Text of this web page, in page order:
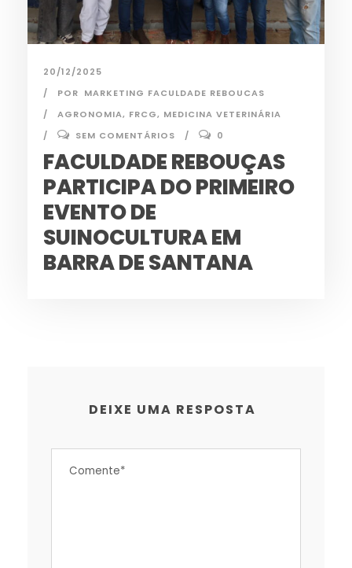
20/12/2025
POR MARKETING FACULDADE REBOUCAS
AGRONOMIA, FRCG, MEDICINA VETERINÁRIA
SEM COMENTÁRIOS
0
FACULDADE REBOUÇAS
PARTICIPA DO PRIMEIRO
EVENTO DE
SUINOCULTURA EM
BARRA DE SANTANA
DEIXE UMA RESPOSTA